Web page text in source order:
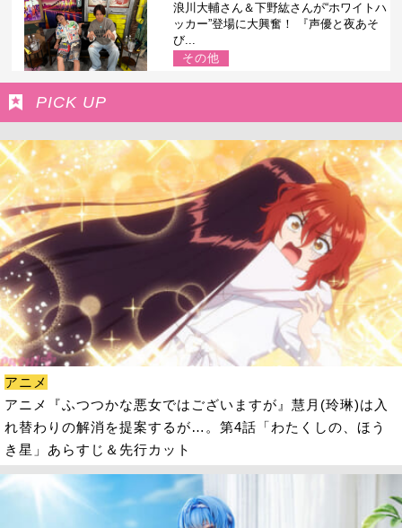
浪川大輔さん＆下野紘さんが“ホワイトハ
ッカー”登場に大興奮！ 『声優と夜あそ
び...
その他
PICK UP
アニメ
アニメ『ふつつかな悪女ではございますが』慧月(玲琳)は入
れ替わりの解消を提案するが…。第4話「わたくしの、ほう
き星」あらすじ＆先行カット